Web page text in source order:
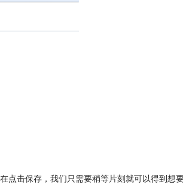
击保存，我们只需要稍等片刻就可以得到想要